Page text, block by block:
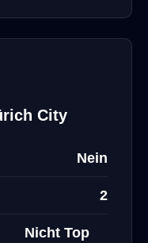
City
Nein
2
Nicht Top